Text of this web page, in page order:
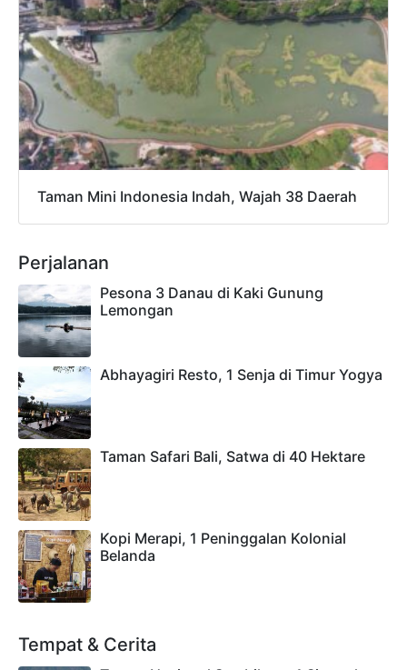
Taman Mini Indonesia Indah, Wajah 38 Daerah
Perjalanan
Pesona 3 Danau di Kaki Gunung
Lemongan
Abhayagiri Resto, 1 Senja di Timur Yogya
Taman Safari Bali, Satwa di 40 Hektare
Kopi Merapi, 1 Peninggalan Kolonial
Belanda
Tempat & Cerita